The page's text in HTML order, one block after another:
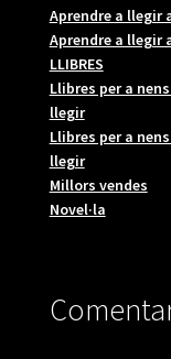
Aprendre a llegir
Aprendre a llegir
LLIBRES
Llibres per a
llegir
Llibres per a
llegir
Millors vendes
Novel·la